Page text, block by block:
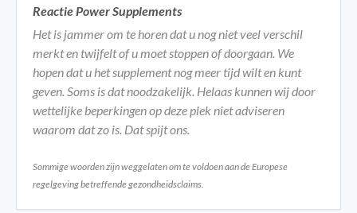
Reactie Power Supplements
Het is jammer om te horen dat u nog niet veel verschil
merkt en twijfelt of u moet stoppen of doorgaan. We
hopen dat u het supplement nog meer tijd wilt en kunt
geven. Soms is dat noodzakelijk. Helaas kunnen wij door
wettelijke beperkingen op deze plek niet adviseren
waarom dat zo is. Dat spijt ons.
Sommige woorden zijn weggelaten om te voldoen aan de Europese
regelgeving betreffende gezondheidsclaims.